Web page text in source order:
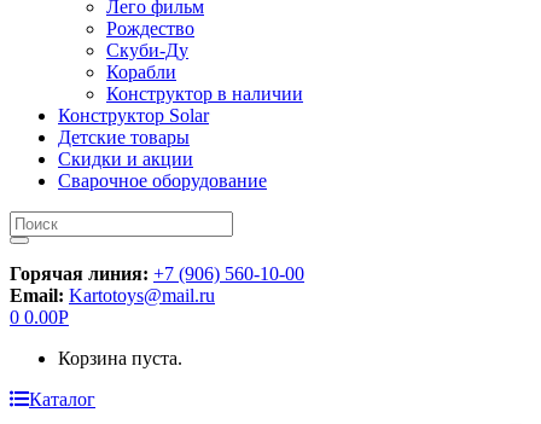
Лего фильм
Рождество
Скуби-Ду
Корабли
Конструктор в наличии
Конструктор Solar
Детские товары
Скидки и акции
Сварочное оборудование
Искать:
Горячая линия: +7 (906) 560-10-00
Email: Kartotoys@mail.ru
0 0.00Р
Корзина пуста.
Каталог